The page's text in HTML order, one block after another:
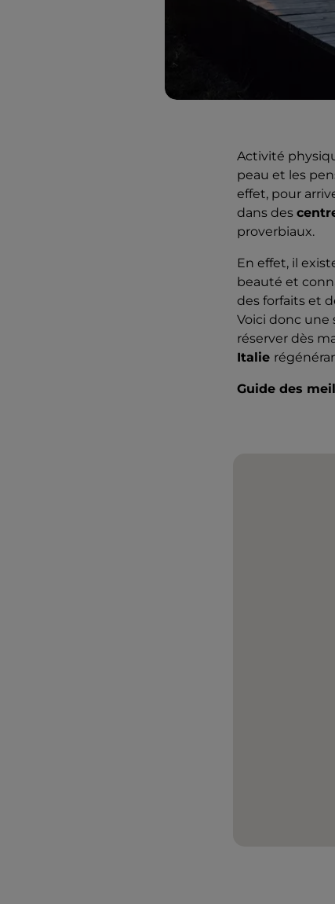
Activité
peau et les
effet, pour
dans des
proverbiaux.
En effet, il
beauté et
des forfaits et
Voici donc une
réserver dès
Italie
Guide des